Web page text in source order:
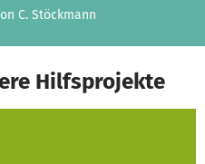
C. Stöckmann
Hilfsprojekte